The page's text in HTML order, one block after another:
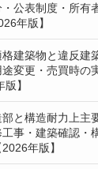
公表制度・所有
年版】
建築物と違反建
変更・売買時の
版】
と構造耐力上主
工事・建築確認・
年版】